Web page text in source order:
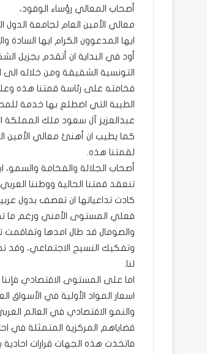
أصحاب المعالي رؤساء الوفود،
معالي الأمين العام لجامعة الدول
ايها المدعوون الكرام ايها السادة
أود في البداية ان أتقدم بجزيل
التونسية الشقيقة ومن خلاله
فخامته على رئاسة قمتنا هذه وعلى
الطيبة التي اضطلع بها خدمة
عبدالعزيز آل سعود ملك المملكة العربية
كما يطيب ان أهنئ معالي الأمين
لقمتنا هذه.
أصحاب الجلالة والفخامة والسمو،
تنعقد قمتنا الحالية ووطننا
كادت تداعياتها ان تعصف بدول
فعلي المستوى الأمني ورغم ما
والصومال قد طال امدها وتفاقمت
وتفكيك النسيج الاجتماعي، وقد
لنا.
اما على المستوى الاقتصادي
اسعار المواد الأولية في الأسواق
والنمو الاقتصادي في العالم
قضاياهم المركزية المتمثلة في
فاتخذت هذه الجهات قرارات